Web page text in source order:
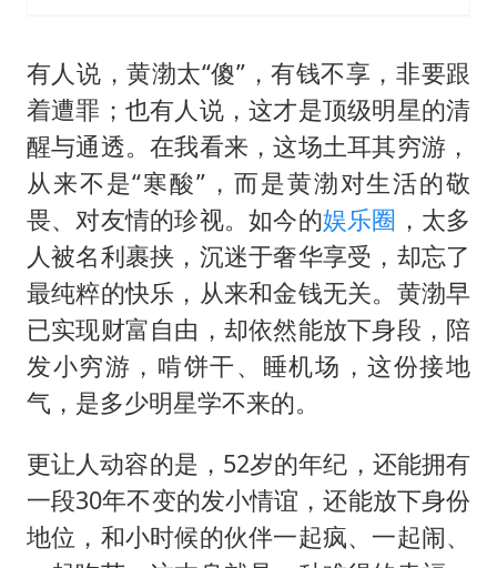
有人说，黄渤太“傻”，有钱不享，非要跟
着遭罪；也有人说，这才是顶级明星的清
醒与通透。在我看来，这场土耳其穷游，
从来不是“寒酸”，而是黄渤对生活的敬
畏、对友情的珍视。如今的娱乐圈 ，太多
人被名利裹挟，沉迷于奢华享受，却忘了
最纯粹的快乐，从来和金钱无关。黄渤早
已实现财富自由，却依然能放下身段，陪
发小穷游，啃饼干、睡机场，这份接地
气，是多少明星学不来的。
更让人动容的是，52岁的年纪，还能拥有
一段30年不变的发小情谊，还能放下身份
地位，和小时候的伙伴一起疯、一起闹、